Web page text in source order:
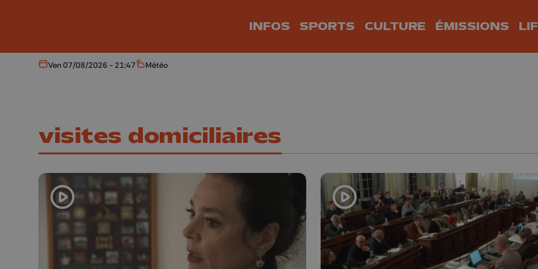
INFOS SPORTS CULTURE ÉMISSIONS
Aujourd'hui
Ven 07/08/2026 - 21:47 Météo
Météo
visites domiciliaires